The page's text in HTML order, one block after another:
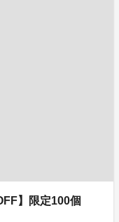
】限定100個